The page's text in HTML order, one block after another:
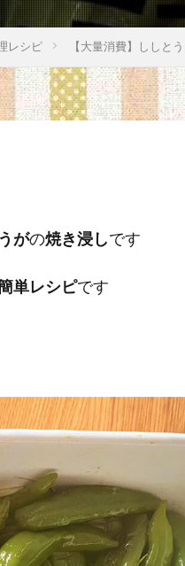
レシピ 【大量消費】ししと
がの焼き浸しです
単レシピです